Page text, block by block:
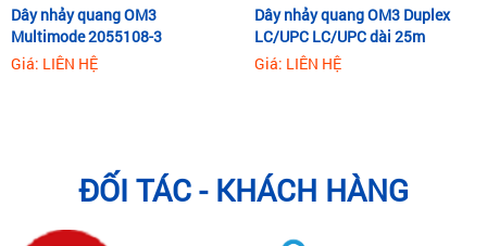
Dây nhảy quang OM3
Multimode 2055108-3
Commscope
Giá: LIÊN HỆ
Dây nhảy quang OM3 Duplex
LC/UPC LC/UPC dài 25m
Giá: LIÊN HỆ
ĐỐI TÁC - KHÁCH HÀNG